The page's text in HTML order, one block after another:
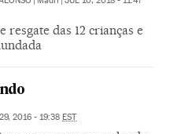
das 12 crianças e
2016 - 19:38 EST